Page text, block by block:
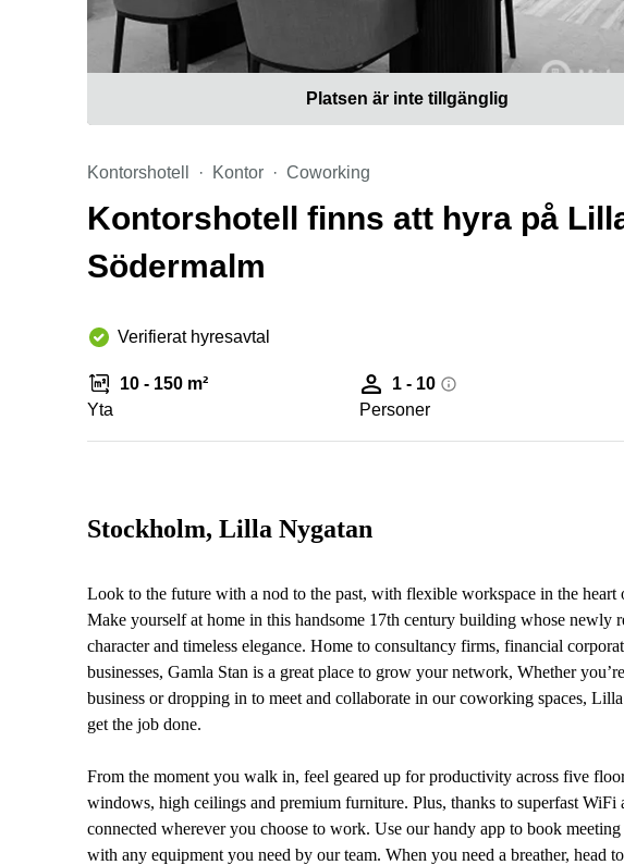
Platsen är inte tillgänglig
Kontorshotell Kontor Coworking
Kontorshotell finns att hyra på
Södermalm
Verifierat hyresavtal
10 - 150 m²
Yta
1 - 10
Personer
Stockholm, Lilla Nygatan
Look to the future with a nod to the past, with flexible workspace in the heart
Make yourself at home in this handsome 17th century building whose newly
character and timeless elegance. Home to consultancy firms, financial
businesses, Gamla Stan is a great place to grow your network, Whether
business or dropping in to meet and collaborate in our coworking spaces,
get the job done.
From the moment you walk in, feel geared up for productivity across five
windows, high ceilings and premium furniture. Plus, thanks to superfast
connected wherever you choose to work. Use our handy app to book
with any equipment you need by our team. When you need a breather, head